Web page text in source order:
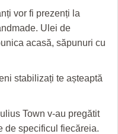
TIMIŞ
vor fi prezenți la
Ulei de
acasă, săpunuri cu
stabilizați te așteaptă
Town v-au pregătit
de specificul fiecăreia.